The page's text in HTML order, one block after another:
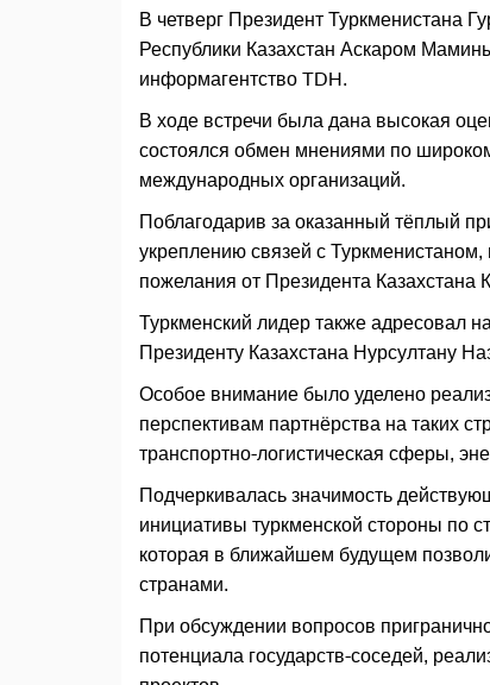
В четверг Президент Туркменистана
Республики Казахстан Аскаром
информагентство TDH.
В ходе встречи была дана высокая
состоялся обмен мнениями по
международных организаций.
Поблагодарив за оказанный тёплый
укреплению связей с Туркменистаном,
пожелания от Президента
Туркменский лидер также адресовал
Президенту Казахстана Нурсултану
Особое внимание было уделено
перспективам партнёрства на таких
транспортно-логистическая сферы,
Подчеркивалась значимость
инициативы туркменской стороны по
которая в ближайшем будущем
странами.
При обсуждении вопросов
потенциала государств-соседей,